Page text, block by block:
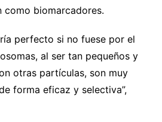
como biomarcadores.
perfecto si no fuese por el
al ser tan pequeños y
otras partículas, son muy
forma eficaz y selectiva”,